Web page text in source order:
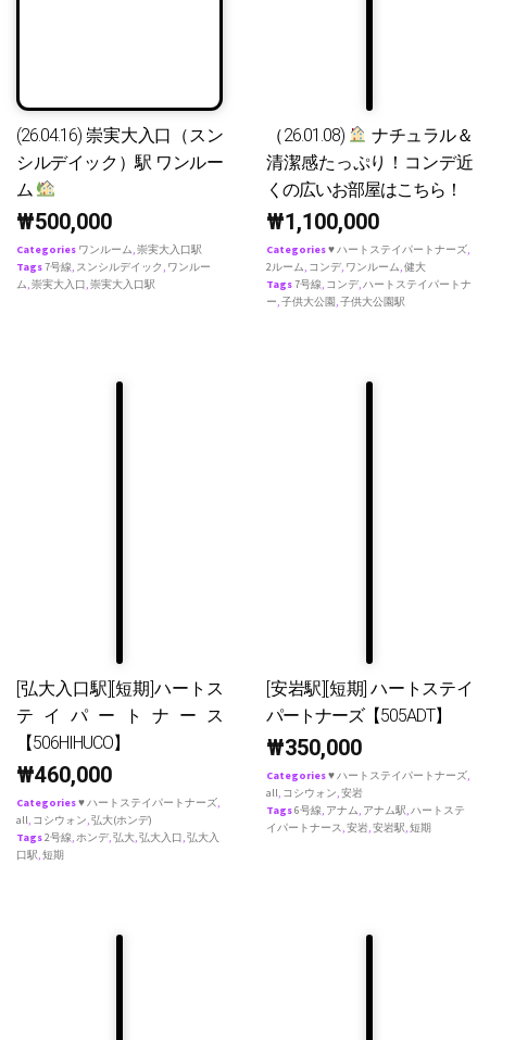
(26.04.16) 崇実大入口（スン
シルデイック）駅 ワンルー
ム
₩500,000
Categories ワンルーム,崇実大入口駅
Tags7号線, スンシルデイック , ワンルー
ム,崇実大入口,崇実大入口駅
（26.01.08)
ナチュラル＆
清潔感たっぷり！コンデ近
くの広いお部屋はこちら！
₩1,100,000
Categories♥ ハートステイパートナーズ,
2ルーム, コンデ, ワンルーム,健大
Tags7号線, コンデ,ハートステイパートナ
ー,子供大公園,子供大公園駅
[弘大入口駅][短期]ハートス
テイパートナース
【506HIHUCO】
₩460,000
Categories♥ ハートステイパートナーズ,
all, コシウォン,弘大(ホンデ)
Tags2号線,ホンデ,弘大,弘大入口,弘大入
口駅,短期
[安岩駅][短期] ハートステイ
パートナーズ【505ADT】
₩350,000
Categories♥ ハートステイパートナーズ,
all, コシウォン,安岩
Tags6号線, アナム, アナム駅,ハートステ
イパートナース,安岩,安岩駅,短期